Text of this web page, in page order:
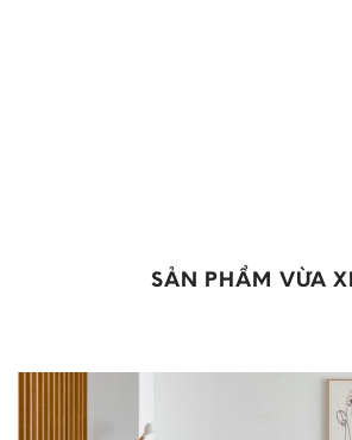
SẢN PHẨM VỪA